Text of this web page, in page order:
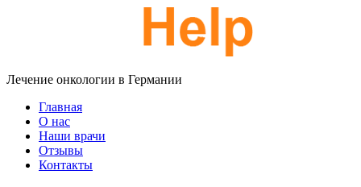
Лечение онкологии в Германии
Главная
О нас
Наши врачи
Отзывы
Контакты